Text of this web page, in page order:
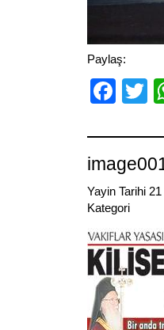
Paylaş:
Yayin Tarihi
Kategori